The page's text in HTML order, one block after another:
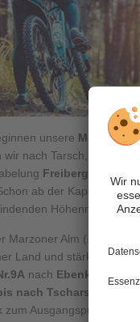
unsere
wir nach Tarsch, dort
Freiberger Alm
Schon ab der Kapelle
Höhenmeter
Marzoner Alm (1.595 m)
Land und stärken uns
nach Ebenkofel ,
nach Tschars
. Dort
zum Ausgangspunkt in